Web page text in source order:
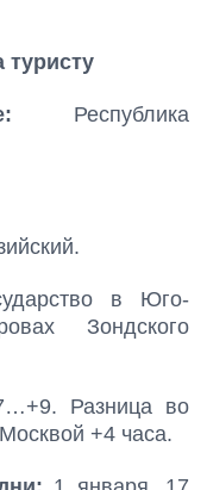
туристу
Республика
в Юго-
Зондского
Разница во
+4 часа.